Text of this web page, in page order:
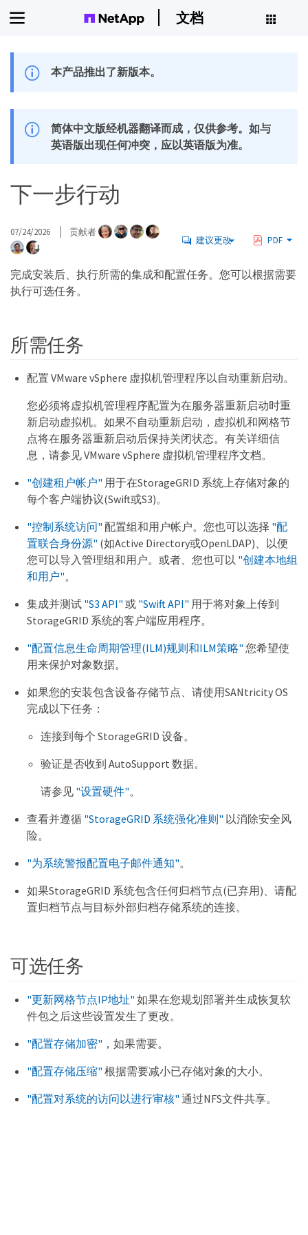
文档
本产品推出了新版本。
简体中文版经机器翻译而成，仅供参考。如与
英语版出现任何冲突，应以英语版为准。
下一步行动
07/24/2026 贡献者
建议更改 PDF
完成安装后、执行所需的集成和配置任务。您可以根据需要
执行可选任务。
所需任务
配置 VMware vSphere 虚拟机管理程序以自动重新启动。
您必须将虚拟机管理程序配置为在服务器重新启动时重
新启动虚拟机。如果不自动重新启动，虚拟机和网格节
点将在服务器重新启动后保持关闭状态。有关详细信
息，请参见 VMware vSphere 虚拟机管理程序文档。
"创建租户帐户" 用于在StorageGRID 系统上存储对象的
每个客户端协议(Swift或S3)。
"控制系统访问" 配置组和用户帐户。您也可以选择 "配
置联合身份源" (如Active Directory或OpenLDAP)、以便
您可以导入管理组和用户。或者、您也可以 "创建本地组
和用户"。
集成并测试 "S3 API" 或 "Swift API" 用于将对象上传到
StorageGRID 系统的客户端应用程序。
"配置信息生命周期管理(ILM)规则和ILM策略" 您希望使
用来保护对象数据。
如果您的安装包含设备存储节点、请使用SANtricity OS
完成以下任务：
连接到每个 StorageGRID 设备。
验证是否收到 AutoSupport 数据。
请参见 "设置硬件"。
查看并遵循 "StorageGRID 系统强化准则" 以消除安全风
险。
"为系统警报配置电子邮件通知"。
如果StorageGRID 系统包含任何归档节点(已弃用)、请配
置归档节点与目标外部归档存储系统的连接。
可选任务
"更新网格节点IP地址" 如果在您规划部署并生成恢复软
件包之后这些设置发生了更改。
"配置存储加密" ，如果需要。
"配置存储压缩" 根据需要减小已存储对象的大小。
"配置对系统的访问以进行审核" 通过NFS文件共享。